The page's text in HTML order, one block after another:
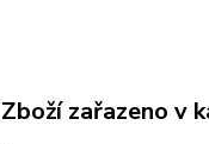
Zboží zařazeno v